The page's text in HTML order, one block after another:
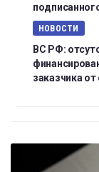
НОВОСТИ
ВС РФ:
заказчика